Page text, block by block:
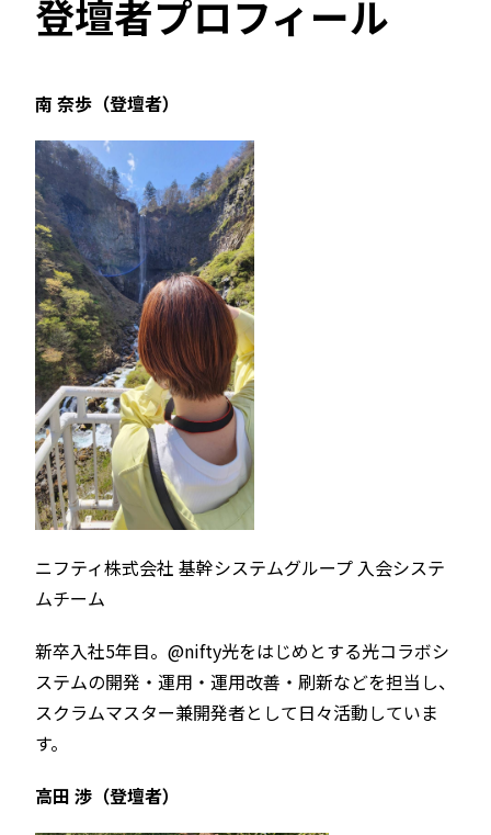
登壇者プロフィール
南 奈歩（登壇者）
ニフティ株式会社 基幹システムグループ 入会システ
ムチーム
新卒入社5年目。@nifty光をはじめとする光コラボシ
ステムの開発・運用・運用改善・刷新などを担当し、
スクラムマスター兼開発者として日々活動していま
す。
高田 渉（登壇者）